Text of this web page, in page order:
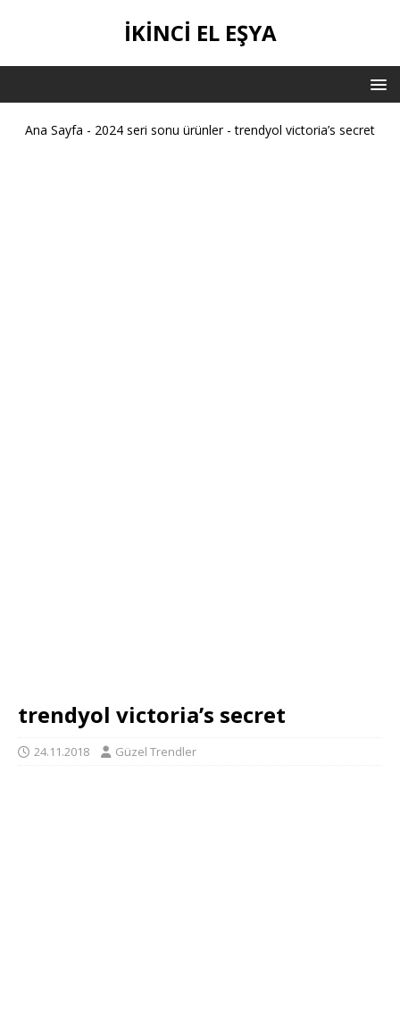
İKİNCİ EL EŞYA
Ana Sayfa - 2024 seri sonu ürünler-trendyol victoria’s secret
trendyol victoria’s secret
24.11.2018 Güzel Trendler